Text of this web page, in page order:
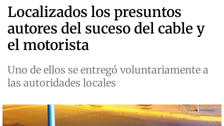
Localizados los presuntos
autores del suceso del cable y
el motorista
Uno de ellos se entregó voluntariamente a
las autoridades locales